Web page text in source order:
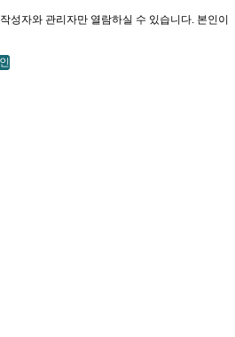
작성자와 관리자만 열람하실 수 있습니다. 본인이